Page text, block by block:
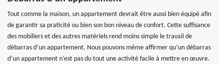
Tout comme la maison, un appartement devrait être aussi bien équipé afin
de garantir sa praticité ou bien son bon niveau de confort. Cette suffisance
des mobiliers et des autres matériels rend moins simple le travail de
débarras d’un appartement. Nous pouvons même affirmer qu’un débarras
d’un appartement n’est pas du tout une activité facile à mettre en œuvre.